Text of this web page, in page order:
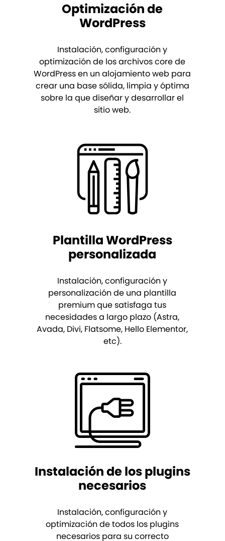
Optimización de
WordPress
Instalación, configuración y
optimización de los archivos core de
WordPress en un alojamiento web para
crear una base sólida, limpia y óptima
sobre la que diseñar y desarrollar el
sitio web.
Plantilla WordPress
personalizada
Instalación, configuración y
personalización de una plantilla
premium que satisfaga tus
necesidades a largo plazo (Astra,
Avada, Divi, Flatsome, Hello Elementor,
etc).
Instalación de los plugins
necesarios
Instalación, configuración y
optimización de todos los plugins
necesarios para su correcto